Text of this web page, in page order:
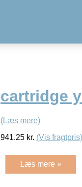
cartridge
(Læs mere)
941.25 kr. (Vis fragtpris)
Læs mere »